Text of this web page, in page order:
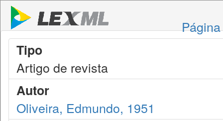
Tipo
Artigo de revista
Autor
Oliveira, Edmundo, 1951